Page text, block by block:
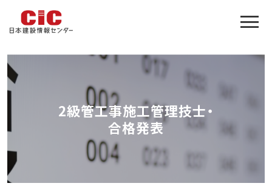
2級管工事施工管理技士・
合格発表